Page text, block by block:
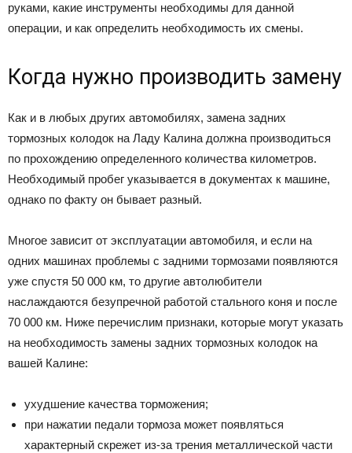
руками, какие инструменты необходимы для данной
операции, и как определить необходимость их смены.
Когда нужно производить замену
Как и в любых других автомобилях, замена задних
тормозных колодок на Ладу Калина должна производиться
по прохождению определенного количества километров.
Необходимый пробег указывается в документах к машине,
однако по факту он бывает разный.
Многое зависит от эксплуатации автомобиля, и если на
одних машинах проблемы с задними тормозами появляются
уже спустя 50 000 км, то другие автолюбители
наслаждаются безупречной работой стального коня и после
70 000 км. Ниже перечислим признаки, которые могут указать
на необходимость замены задних тормозных колодок на
вашей Калине:
ухудшение качества торможения;
при нажатии педали тормоза может появляться
характерный скрежет из-за трения металлической части